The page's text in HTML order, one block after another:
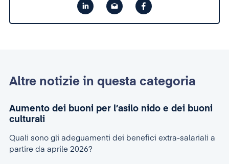
Altre notizie in questa categoria
Aumento dei buoni per l’asilo nido e dei buoni
culturali
Quali sono gli adeguamenti dei benefici extra-salariali a
partire da aprile 2026?